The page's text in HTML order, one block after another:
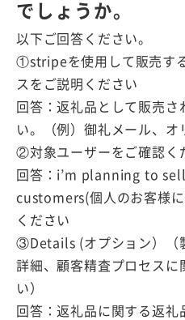
でしょうか。
以下ご回答ください。
①stripeを使用して販売す
スをご説明ください
回答：返礼品として販売さ
い。（例）御礼メール、
②対象ユーザーをご確認く
回答：i’m planning to
customers(個人のお客様
ください
③Details (オプション）（
詳細、顧客精査プロセスに
い）
回答：返礼品に関する返